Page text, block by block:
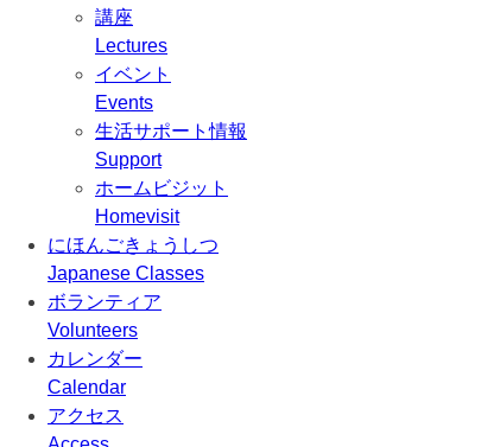
講座
Lectures
イベント
Events
生活サポート情報
Support
ホームビジット
Homevisit
にほんごきょうしつ
Japanese Classes
ボランティア
Volunteers
カレンダー
Calendar
アクセス